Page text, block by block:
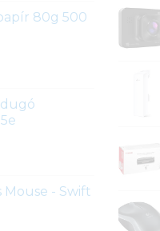
80g 500
Mouse - Swift